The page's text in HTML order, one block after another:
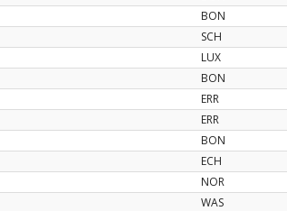
BON
SCH
LUX
BON
ERR
ERR
BON
ECH
NOR
WAS